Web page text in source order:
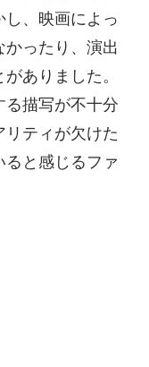
、映画によっ
ったり、演出
ありました。
る描写が不十分
ティが欠けた
ると感じるファ